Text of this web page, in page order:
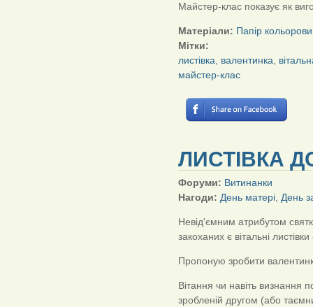
Майстер-клас показує як
Матеріали: Папір
Мітки:
листівка
валентинка
майстер-клас
ЛИСТІВКА
Форуми: Витинанки
Нагоди: День матері День
Невід'ємним атрибутом
закоханих є вітальні
Пропоную зробити
Вітання чи навіть визнання
зробленій другом (або